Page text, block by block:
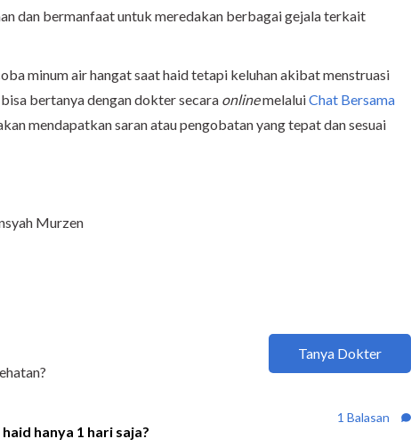
dan bermanfaat untuk meredakan berbagai gejala terkait
minum air hangat saat haid tetapi keluhan akibat menstruasi
bertanya dengan dokter secara onlinemelaluiChat Bersama
mendapatkan saran atau pengobatan yang tepat dan sesuai